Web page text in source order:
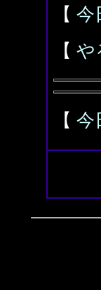
【 今
【 や
【 今